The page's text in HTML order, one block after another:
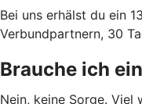
Bei uns erhälst du ein
Verbundpartnern, 30
Brauche ich
Nein, keine Sorge.